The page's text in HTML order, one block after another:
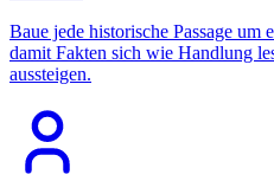
Baue jede historische Passage um
damit Fakten sich wie Handlung
aussteigen.